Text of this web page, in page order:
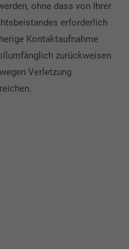
ohne dass von Ihrer
erforderlich
Kontaktaufnahme
zurückweisen
Verletzung